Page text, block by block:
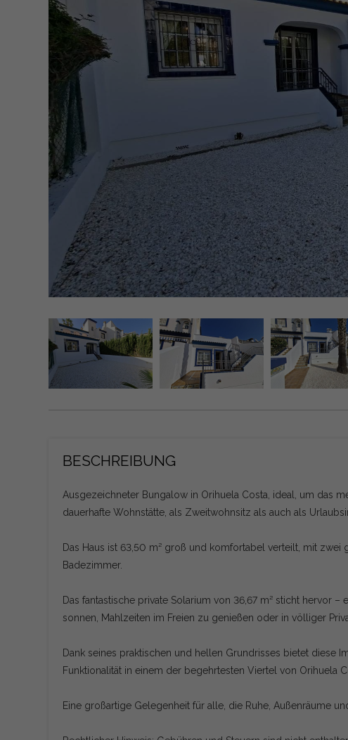
BESCHREIBUNG
Ausgezeichneter Bungalow in Orihuela Costa, ideal, um das
dauerhafte Wohnstätte, als Zweitwohnsitz als auch als
Das Haus ist 63,50 m² groß und komfortabel verteilt, mit
Badezimmer.
Das fantastische private Solarium von 36,67 m² sticht hervor
sonnen, Mahlzeiten im Freien zu genießen oder in völliger
Dank seines praktischen und hellen Grundrisses bietet diese
Funktionalität in einem der begehrtesten Viertel von Orihuela
Eine großartige Gelegenheit für alle, die Ruhe, Außenräume